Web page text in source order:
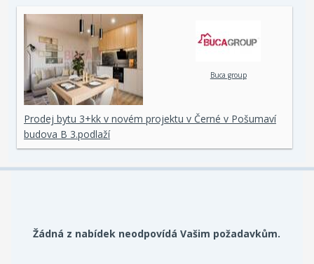
Buca group
Prodej bytu 3+kk v novém projektu v Černé v Pošumaví
budova B 3.podlaží
Žádná z nabídek neodpovídá Vašim požadavkům.